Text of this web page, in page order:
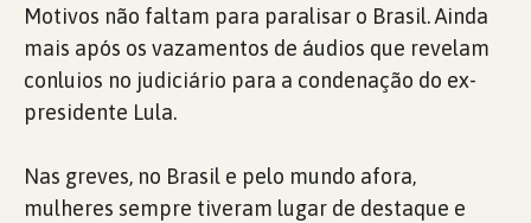
Motivos não faltam para paralisar o Brasil. Ainda
mais após os vazamentos de áudios que revelam
conluios no judiciário para a condenação do ex-
presidente Lula.
Nas greves, no Brasil e pelo mundo afora,
mulheres sempre tiveram lugar de destaque e